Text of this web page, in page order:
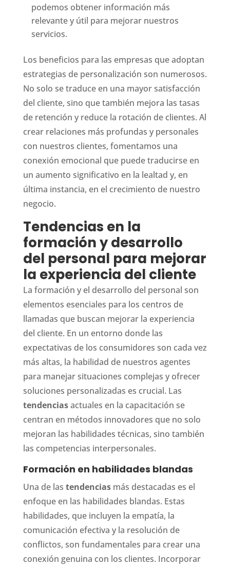
podemos obtener información más
relevante y útil para mejorar nuestros
servicios.
Los beneficios para las empresas que adoptan
estrategias de personalización son numerosos.
No solo se traduce en una mayor satisfacción
del cliente, sino que también mejora las tasas
de retención y reduce la rotación de clientes. Al
crear relaciones más profundas y personales
con nuestros clientes, fomentamos una
conexión emocional que puede traducirse en
un aumento significativo en la lealtad y, en
última instancia, en el crecimiento de nuestro
negocio.
Tendencias en la
formación y desarrollo
del personal para mejorar
la experiencia del cliente
La formación y el desarrollo del personal son
elementos esenciales para los centros de
llamadas que buscan mejorar la experiencia
del cliente. En un entorno donde las
expectativas de los consumidores son cada vez
más altas, la habilidad de nuestros agentes
para manejar situaciones complejas y ofrecer
soluciones personalizadas es crucial. Las
tendenciasactuales en la capacitación se
centran en métodos innovadores que no solo
mejoran las habilidades técnicas, sino también
las competencias interpersonales.
Formación en habilidades blandas
Una de las tendenciasmás destacadas es el
enfoque en las habilidades blandas. Estas
habilidades, que incluyen la empatía, la
comunicación efectiva y la resolución de
conflictos, son fundamentales para crear una
conexión genuina con los clientes. Incorporar